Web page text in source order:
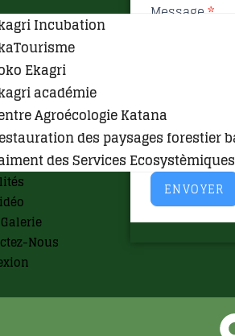
Incubation
Ekagri
académie
Agroécologie Katana
des paysages forestier
des Services Ecosystèmiques
Nous
Message*
ENVOYER